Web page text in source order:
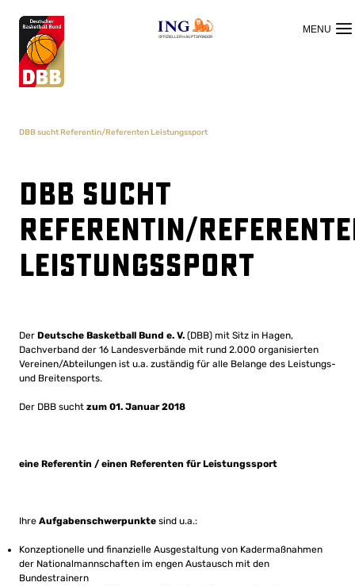
OFFIZIELLER HAUPTSPONSOR
DBB sucht Referentin/Referenten Leistungssport
DBB sucht
Referentin/
Leistungssport
Der Deutsche Basketball Bund e. V. (DBB) mit Sitz in Hagen,
Dachverband der 16 Landesverbände mit rund 2.000 organisierten
Vereinen/Abteilungen ist u.a. zuständig für alle Belange des Leistungs-
und Breitensports.
Der DBB sucht zum 01. Januar 2018
eine Referentin / einen Referenten für Leistungssport
Ihre Aufgabenschwerpunkte sind u.a.:
Konzeptionelle und finanzielle Ausgestaltung von Kadermaßnahmen
der Nationalmannschaften im engen Austausch mit den
Bundestrainern